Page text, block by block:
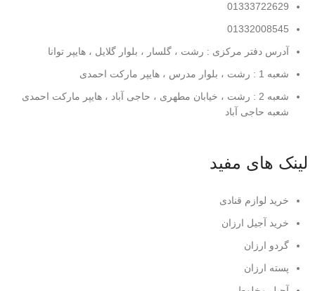
01333722629
01332008545
آدرس دفتر مرکزی : رشت ، گلسار ، بلوار گلایل ، هایپر توانا
شعبه 1 : رشت ، بلوار مدرس ، هایپر مارکت احمدی
شعبه 2 : رشت ، خیابان مطهری ، حاجی آباد ، هایپر مارکت احمدی
شعبه حاجی آباد
لینک های مفید
خرید لوازم قنادی
خرید آجیل ارزان
گردو ارزان
پسته ارزان